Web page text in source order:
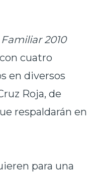
2010
cuatro
en diversos
Roja, de
respaldarán en
para una